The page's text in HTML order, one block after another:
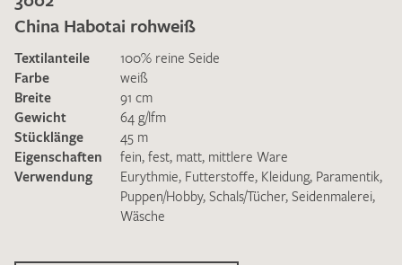
Ich bin damit einverstanden, dass meine angegebenen Daten
zur Beantwortung meiner Musteranfrage genutzt werden.
DieDatenschutzbestimmungenhabe ich zur Kenntnis
genommen und akzeptiere diese.
China Habotai rohweiß
Textilanteile
100% reine Seide
Farbe
weiß
Breite
91 cm
Gewicht
64 g/lfm
Stücklänge
45 m
Eigenschaften
fein, fest, matt, mittlere Ware
Verwendung
Eurythmie, Futterstoffe, Kleidung, Paramentik,
Puppen/Hobby, Schals/Tücher, Seidenmalerei,
Wäsche